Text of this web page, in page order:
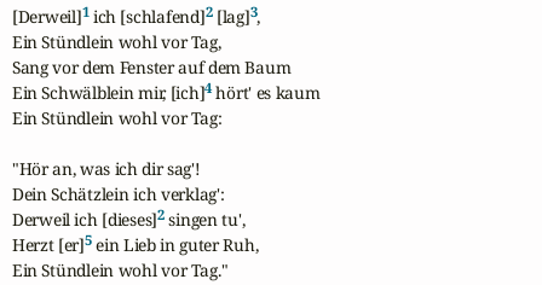
[Derweil]1 ich [schlafend]2 [lag]3,
Ein Stündlein wohl vor Tag,
Sang vor dem Fenster auf dem Baum
Ein Schwälblein mir, [ich]4 hört' es kaum
Ein Stündlein wohl vor Tag:
"Hör an, was ich dir sag'!
Dein Schätzlein ich verklag':
Derweil ich [dieses]2 singen tu',
Herzt [er]5 ein Lieb in guter Ruh,
Ein Stündlein wohl vor Tag."